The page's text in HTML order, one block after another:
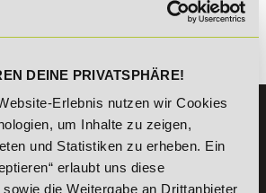
DEINE PRIVATSPHÄRE!
Erlebnis nutzen wir Cookies
um Inhalte zu zeigen,
und Statistiken zu erheben. Ein
erlaubt uns diese
die Weitergabe an Drittanbieter
9513203